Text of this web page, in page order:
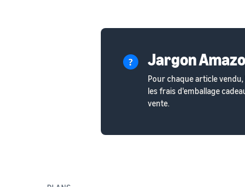
Jargon
Pour chaque article
les frais d'emballage
vente.